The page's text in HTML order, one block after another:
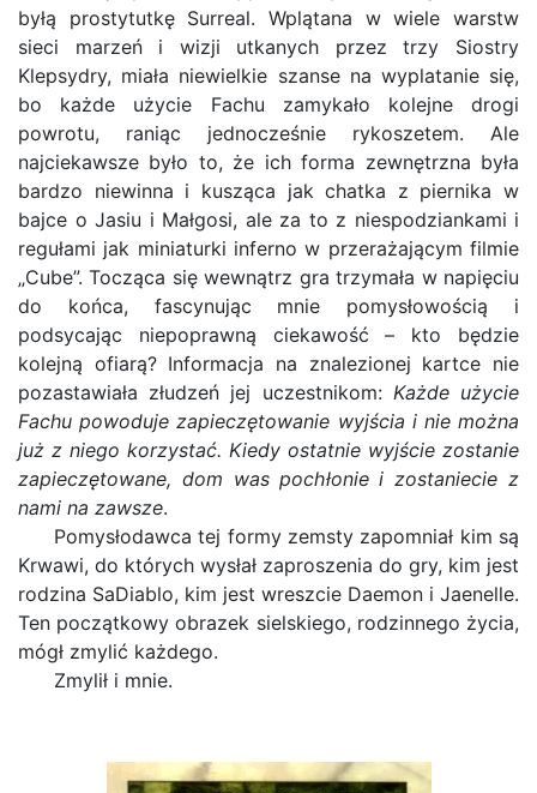
byłą prostytutkę Surreal. Wplątana w wiele warstw
sieci marzeń i wizji utkanych przez trzy Siostry
Klepsydry, miała niewielkie szanse na wyplatanie się,
bo każde użycie Fachu zamykało kolejne drogi
powrotu, raniąc jednocześnie rykoszetem. Ale
najciekawsze było to, że ich forma zewnętrzna była
bardzo niewinna i kusząca jak chatka z piernika w
bajce o Jasiu i Małgosi, ale za to z niespodziankami i
regułami jak miniaturki inferno w przerażającym filmie
„Cube”. Tocząca się wewnątrz gra trzymała w napięciu
do końca, fascynując mnie pomysłowością i
podsycając niepoprawną ciekawość – kto będzie
kolejną ofiarą? Informacja na znalezionej kartce nie
pozastawiała złudzeń jej uczestnikom: Każde użycie
Fachu powoduje zapieczętowanie wyjścia i nie można
już z niego korzystać. Kiedy ostatnie wyjście zostanie
zapieczętowane, dom was pochłonie i zostaniecie z
nami na zawsze.
Pomysłodawca tej formy zemsty zapomniał kim są
Krwawi, do których wysłał zaproszenia do gry, kim jest
rodzina SaDiablo, kim jest wreszcie Daemon i Jaenelle.
Ten początkowy obrazek sielskiego, rodzinnego życia,
mógł zmylić każdego.
Zmylił i mnie.